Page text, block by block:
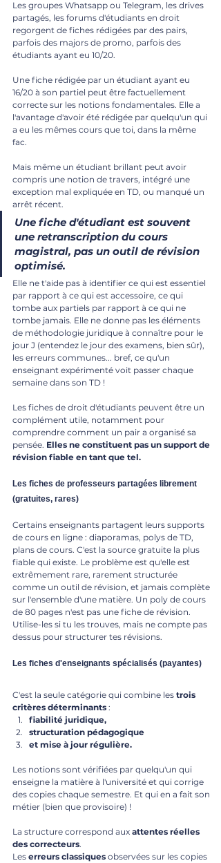
Les groupes Whatsapp ou Telegram, les drives
partagés, les forums d'étudiants en droit
regorgent de fiches rédigées par des pairs,
parfois des majors de promo, parfois des
étudiants ayant eu 10/20.
Une fiche rédigée par un étudiant ayant eu
16/20 à son partiel peut être factuellement
correcte sur les notions fondamentales. Elle a
l'avantage d'avoir été rédigée par quelqu'un qui
a eu les mêmes cours que toi, dans la même
fac.
Mais même un étudiant brillant peut avoir
compris une notion de travers, intégré une
exception mal expliquée en TD, ou manqué un
arrêt récent.
Une fiche d'étudiant est souvent
une retranscription du cours
magistral, pas un outil de révision
optimisé.
Elle ne t'aide pas à identifier ce qui est essentiel
par rapport à ce qui est accessoire, ce qui
tombe aux partiels par rapport à ce qui ne
tombe jamais. Elle ne donne pas les éléments
de méthodologie juridique à connaître pour le
jour J (entendez le jour des examens, bien sûr),
les erreurs communes... bref, ce qu'un
enseignant expérimenté voit passer chaque
semaine dans son TD !
Les fiches de droit d'étudiants peuvent être un
complément utile, notamment pour
comprendre comment un pair a organisé sa
pensée. Elles ne constituent pas un support de
révision fiable en tant que tel.
Les fiches de professeurs partagées librement
(gratuites, rares)
Certains enseignants partagent leurs supports
de cours en ligne : diaporamas, polys de TD,
plans de cours. C'est la source gratuite la plus
fiable qui existe. Le problème est qu'elle est
extrêmement rare, rarement structurée
comme un outil de révision, et jamais complète
sur l'ensemble d'une matière. Un poly de cours
de 80 pages n'est pas une fiche de révision.
Utilise-les si tu les trouves, mais ne compte pas
dessus pour structurer tes révisions.
Les fiches d'enseignants spécialisés (payantes)
C'est la seule catégorie qui combine les trois
critères déterminants :
fiabilité juridique,
structuration pédagogique
et mise à jour régulière.
Les notions sont vérifiées par quelqu'un qui
enseigne la matière à l'université et qui corrige
des copies chaque semestre. Et qui en a fait son
métier (bien que provisoire) !
La structure correspond aux attentes réelles
des correcteurs.
Les erreurs classiques observées sur les copies